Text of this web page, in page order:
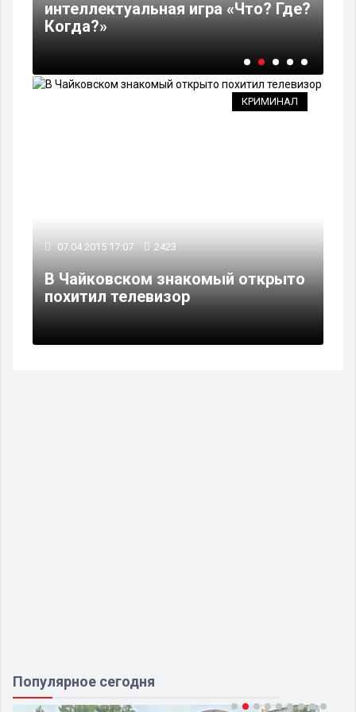
интеллектуальная игра «Что? Где?
Когда?»
КРИМИНАЛ
07.04.2015 17:07 2423
В Чайковском знакомый открыто
похитил телевизор
Популярное сегодня